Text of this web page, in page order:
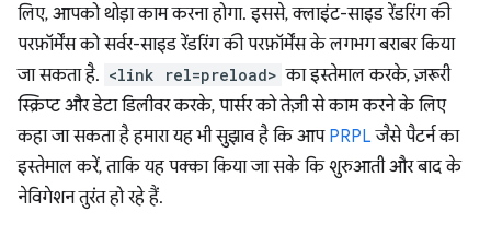
लिए, आपको थोड़ा काम करना होगा. इससे, क्लाइंट-साइड रेंडरिंग की
परफ़ॉर्मेंस को सर्वर-साइड रेंडरिंग की परफ़ॉर्मेंस के लगभग बराबर किया
जा सकता है. <link rel=preload> का इस्तेमाल करके, ज़रूरी
स्क्रिप्ट और डेटा डिलीवर करके, पार्सर को तेज़ी से काम करने के लिए
कहा जा सकता है हमारा यह भी सुझाव है कि आप PRPL जैसे पैटर्न का
इस्तेमाल करें, ताकि यह पक्का किया जा सके कि शुरुआती और बाद के
नेविगेशन तुरंत हो रहे हैं.